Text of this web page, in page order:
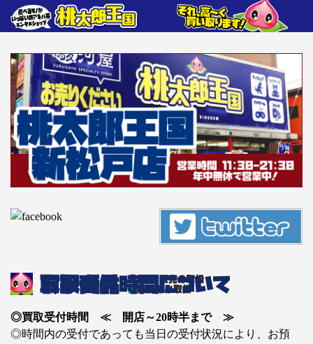
◎買取受付時間 ≪ 開店～20時半まで ≫
◎時間内の受付であっても当日の受付状況により、お預